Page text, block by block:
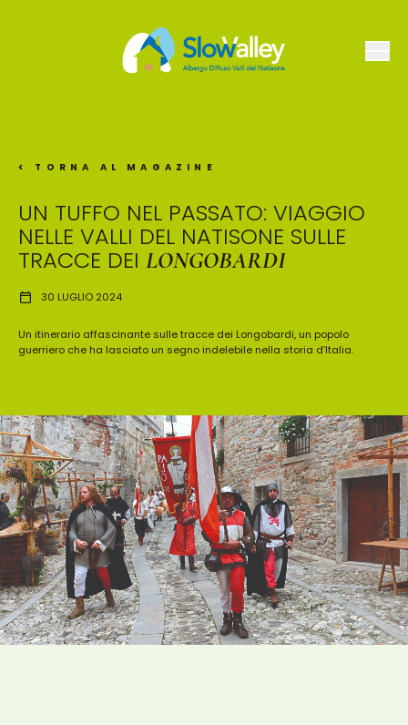
< TORNA AL MAGAZINE
UN TUFFO NEL PASSATO: VIAGGIO
NELLE VALLI DEL NATISONE SULLE
TRACCE DEI LONGOBARDI
30 LUGLIO 2024
Un itinerario affascinante sulle tracce dei Longobardi, un popolo
guerriero che ha lasciato un segno indelebile nella storia d’Italia.